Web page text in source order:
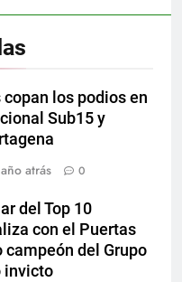
los podios en
Sub15 y
atrás 0
del Top 10
con el Puertas
campeón del Grupo
invicto